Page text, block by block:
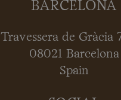
BARCELONA
Travessera de Gràcia
08021 Barcelona
Spain